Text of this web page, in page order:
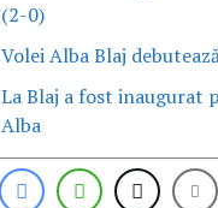
(2-0)
Volei Alba Blaj
La Blaj a fost inaugurat
Alba